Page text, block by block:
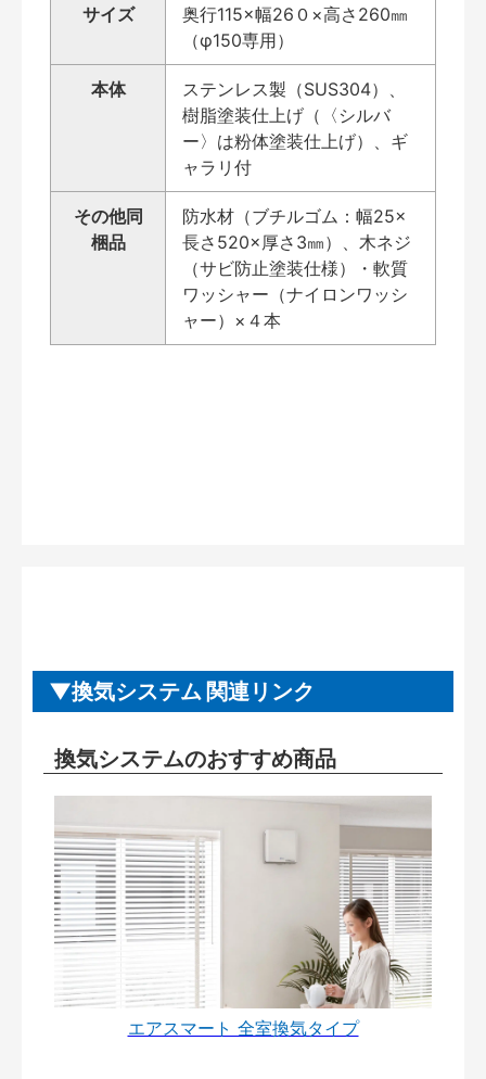
サイズ
奥行115×幅26０×高さ260㎜
（φ150専用）
本体
ステンレス製（SUS304）、
樹脂塗装仕上げ（〈シルバ
ー〉は粉体塗装仕上げ）、ギ
ャラリ付
その他同
梱品
防水材（ブチルゴム：幅25×
長さ520×厚さ3㎜）、木ネジ
（サビ防止塗装仕様）・軟質
ワッシャー（ナイロンワッシ
ャー）×４本
換気システム 関連リンク
換気システムのおすすめ商品
エアスマート 全室換気タイプ